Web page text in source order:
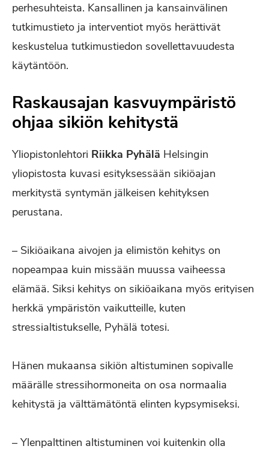
perhesuhteista. Kansallinen ja kansainvälinen
tutkimustieto ja interventiot myös herättivät
keskustelua tutkimustiedon sovellettavuudesta
käytäntöön.
Raskausajan kasvuympäristö
ohjaa sikiön kehitystä
Yliopistonlehtori Riikka Pyhälä Helsingin
yliopistosta kuvasi esityksessään sikiöajan
merkitystä syntymän jälkeisen kehityksen
perustana.
– Sikiöaikana aivojen ja elimistön kehitys on
nopeampaa kuin missään muussa vaiheessa
elämää. Siksi kehitys on sikiöaikana myös erityisen
herkkä ympäristön vaikutteille, kuten
stressialtistukselle, Pyhälä totesi.
Hänen mukaansa sikiön altistuminen sopivalle
määrälle stressihormoneita on osa normaalia
kehitystä ja välttämätöntä elinten kypsymiseksi.
– Ylenpalttinen altistuminen voi kuitenkin olla